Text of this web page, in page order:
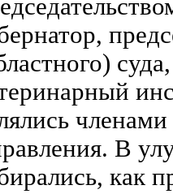
В
как